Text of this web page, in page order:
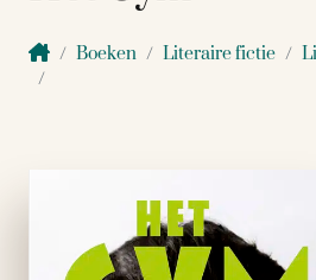
Boeken Literaire fictie